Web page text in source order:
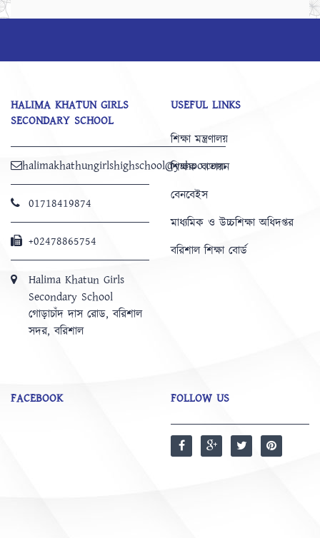
HALIMA KHATUN GIRLS
SECONDARY SCHOOL
halimakhathungirlshighschool@yahoo.com
01718419874
+02478865754
Halima Khatun Girls
Secondary School
গোড়াচাঁদ দাস রোড, বরিশাল
সদর, বরিশাল
USEFUL LINKS
শিক্ষা মন্ত্রণালয়
শিক্ষক বাতায়ন
বেনবেইস
মাধ্যমিক ও উচ্চশিক্ষা অধিদপ্তর
বরিশাল শিক্ষা বোর্ড
FACEBOOK FOLLOW US